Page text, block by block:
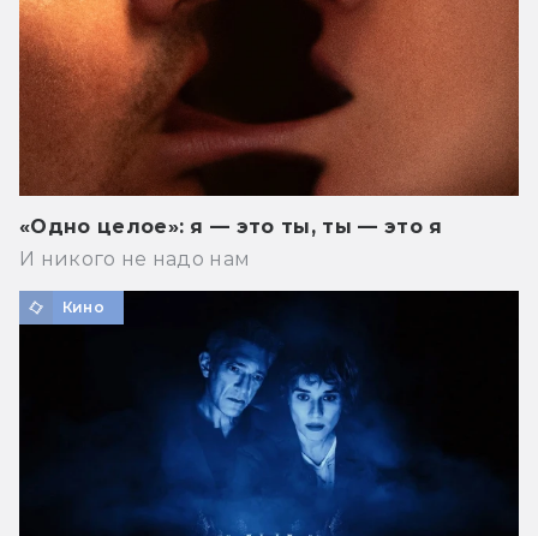
«Одно целое»: я — это ты, ты — это я
И никого не надо нам
Кино